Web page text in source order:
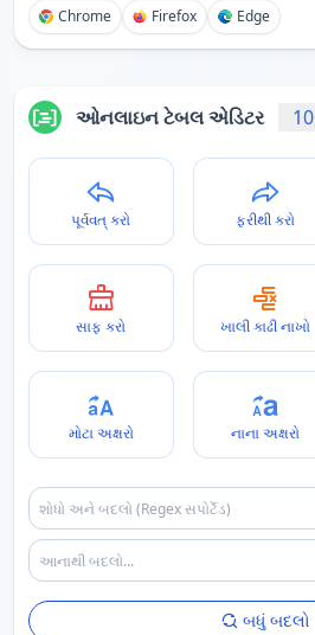
Chrome Firefox Edge
ઓનલાઇન ટેબલ એડિટર 10
પૂર્વવત્ કરો ફરીથી કરો
સાફ કરો ખાલી કાઢી નાખો
મોટા અક્ષરો નાના અક્ષરો
બધું બદલો